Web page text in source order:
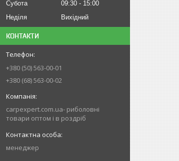
Субота
09:30
15:00
Неділя
Вихідний
КОНТАКТИ
+380 (50) 563-00-01
+380 (68) 563-00-02
carpexpert.com.ua- риболовні
товари оптом і в роздріб
менеджер